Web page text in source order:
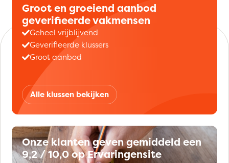
Groot en groeiend aanbod
geverifieerde vakmensen
Geheel vrijblijvend
Geverifieerde klussers
Groot aanbod
Alle klussen bekijken
Onze klanten geven gemiddeld een
9,2 / 10,0 op Ervaringensite